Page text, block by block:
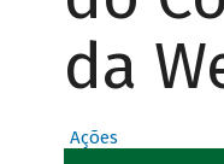
da
Ações